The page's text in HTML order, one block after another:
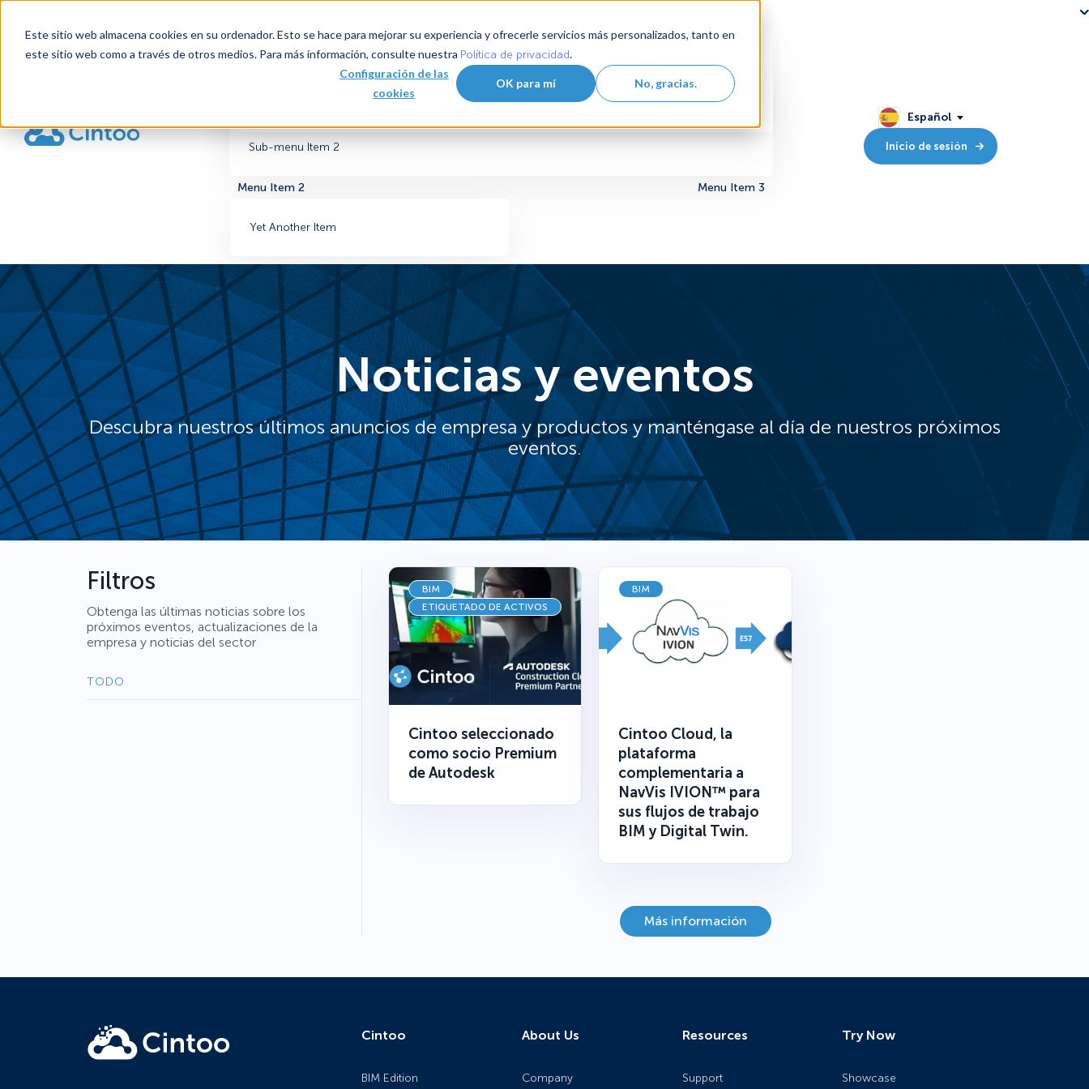
Este sitio web almacena cookies en su ordenador. Esto se hace para mejorar su experiencia y ofrecerle servicios más personalizados, tanto en
este sitio web como a través de otros medios. Para más información, consulte nuestra Política de privacidad.
Configuración de las
cookies
OK para mí No, gracias.
Sub-menu Item 1
Sub-menu Item 2
Menu Item 2
Yet Another Item
Menu Item 3
Español
Inicio de sesión
Noticias y eventos
Descubra nuestros últimos anuncios de empresa y productos y manténgase al día de nuestros próximos
eventos.
Filtros
Obtenga las últimas noticias sobre los
próximos eventos, actualizaciones de la
empresa y noticias del sector
TODO
BIM
ETIQUETADO DE ACTIVOS
Cintoo seleccionado
como socio Premium
de Autodesk
BIM
Cintoo Cloud, la
plataforma
complementaria a
NavVis IVION™ para
sus flujos de trabajo
BIM y Digital Twin.
Más información
Cintoo
BIM Edition
About Us
Company
Resources
Support
Try Now
Showcase